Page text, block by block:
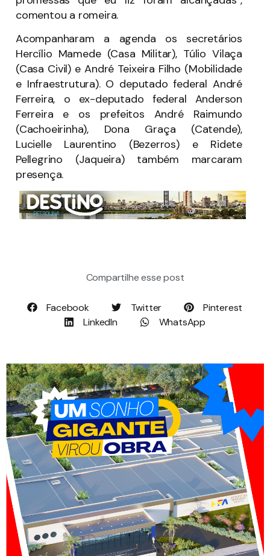
comentou a romeira.
Acompanharam a agenda os secretários
Hercílio Mamede (Casa Militar), Túlio Vilaça
(Casa Civil) e André Teixeira Filho (Mobilidade
e Infraestrutura). O deputado federal André
Ferreira, o ex-deputado federal Anderson
Ferreira e os prefeitos André Raimundo
(Cachoeirinha), Dona Graça (Catende),
Lucielle Laurentino (Bezerros) e Ridete
Pellegrino (Jaqueira) também marcaram
presença.
Compartilhe esse post
Facebook Twitter
Pinterest
LinkedIn
WhatsApp